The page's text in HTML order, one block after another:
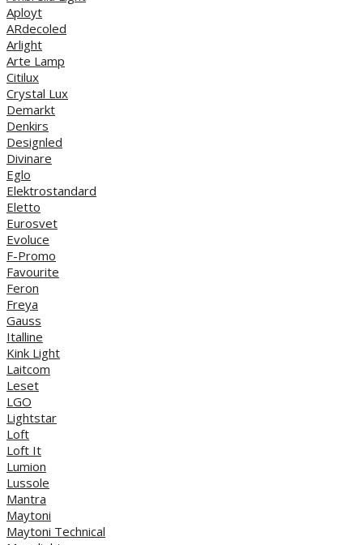
Aployt
ARdecoled
Arlight
Arte Lamp
Citilux
Crystal Lux
Demarkt
Denkirs
Designled
Divinare
Eglo
Elektrostandard
Eletto
Eurosvet
Evoluce
F-Promo
Favourite
Feron
Freya
Gauss
Italline
Kink Light
Laitcom
Leset
LGO
Lightstar
Loft
Loft It
Lumion
Lussole
Mantra
Maytoni
Maytoni Technical